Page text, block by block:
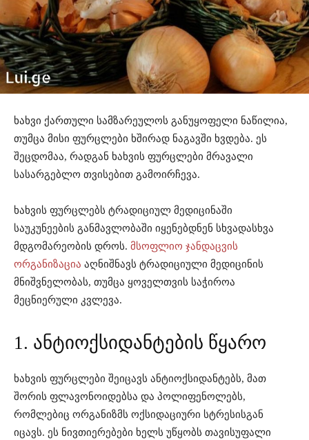
ხახვი ქართული სამზარეულოს განუყოფელი ნაწილია,
თუმცა მისი ფურცლები ხშირად ნაგავში ხვდება. ეს
შეცდომაა, რადგან ხახვის ფურცლები მრავალი
სასარგებლო თვისებით გამოირჩევა.
ხახვის ფურცლებს ტრადიციულ მედიცინაში
საუკუნეების განმავლობაში იყენებდნენ სხვადასხვა
მდგომარეობის დროს. მსოფლიო ჯანდაცვის
ორგანიზაცია აღნიშნავს ტრადიციული მედიცინის
მნიშვნელობას, თუმცა ყოველთვის საჭიროა
მეცნიერული კვლევა.
1. ანტიოქსიდანტების წყარო
ხახვის ფურცლები შეიცავს ანტიოქსიდანტებს, მათ
შორის ფლავონოიდებსა და პოლიფენოლებს,
რომლებიც ორგანიზმს ოქსიდაციური სტრესისგან
იცავს. ეს ნივთიერებები ხელს უწყობს თავისუფალი